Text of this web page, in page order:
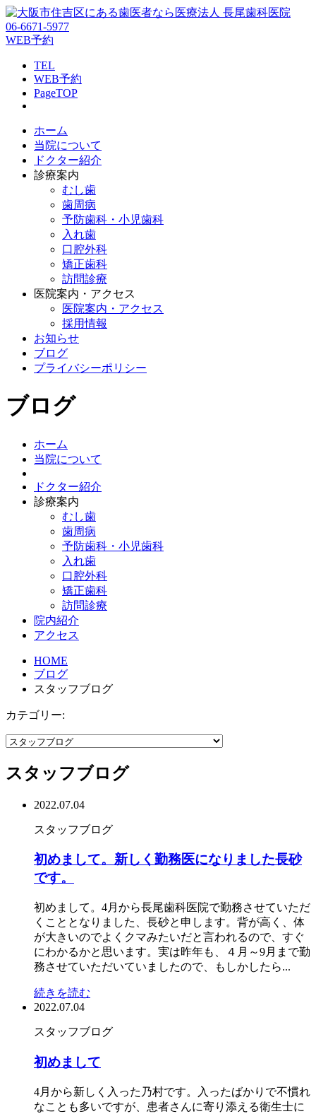
06-6671-5977
WEB予約
TEL
WEB予約
PageTOP
ホーム
当院について
ドクター紹介
診療案内
むし歯
歯周病
予防歯科・小児歯科
入れ歯
口腔外科
矯正歯科
訪問診療
医院案内・アクセス
医院案内・アクセス
採用情報
お知らせ
ブログ
プライバシーポリシー
ブログ
ホーム
当院について
ドクター紹介
診療案内
むし歯
歯周病
予防歯科・小児歯科
入れ歯
口腔外科
矯正歯科
訪問診療
院内紹介
アクセス
HOME
ブログ
スタッフブログ
カテゴリー:
スタッフブログ
2022.07.04
スタッフブログ
初めまして。新しく勤務医になりました長砂
です。
初めまして。4月から長尾歯科医院で勤務させていただ
くこととなりました、長砂と申します。背が高く、体
が大きいのでよくクマみたいだと言われるので、すぐ
にわかるかと思います。実は昨年も、４月～9月まで勤
務させていただいていましたので、もしかしたら...
続きを読む
2022.07.04
スタッフブログ
初めまして
4月から新しく入った乃村です。入ったばかりで不慣れ
なことも多いですが、患者さんに寄り添える衛生士に